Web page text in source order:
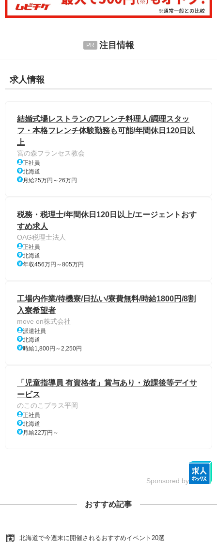
注目情報
求人情報
結婚式場レストランのフレンチ料理人/調理スタッ
フ・本格フレンチ体験勤務も可能/年間休日120日以
上
宮の森フランセス教会
正社員
北海道
月給25万円～26万円
税務・税理士/年間休日120日以上/エージェントおす
すめ求人
OAG税理士法人
正社員
北海道
年収456万円～805万円
工場内作業/待機寮/日払い/寮費無料/時給1800円/8割
入寮希望者
move on株式会社
派遣社員
北海道
時給1,800円～2,250円
「児童指導員 有資格者」賞与あり・放課後等デイサ
ービス
のこのこプラス平岡
正社員
北海道
月給22万円～
Sponsored by
おすすめ記事
北海道で今週末に開催されるおすすめイベント20選